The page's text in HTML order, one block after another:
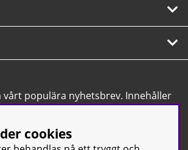
vårt populära nyhetsbrev. Innehåller
våra allra bästa erbjudanden.
cookies